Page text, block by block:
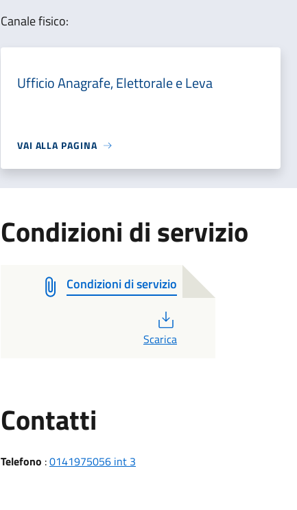
Canale fisico:
Ufficio Anagrafe, Elettorale e Leva
VAI ALLA PAGINA
Condizioni di servizio
Condizioni di servizio
Scarica
Contatti
Telefono :0141975056 int 3